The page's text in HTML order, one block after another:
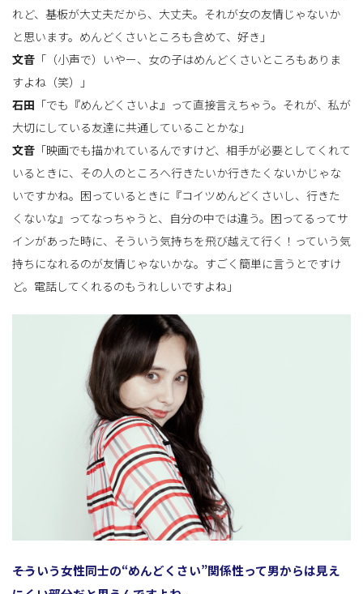
れど、基板が大丈夫だから、大丈夫。それが女の友情じゃないか
と思います。めんどくさいところも含めて、好き」
文音 「（小声で）いやー、女の子はめんどくさいところもありま
すよね（笑）」
石田 「でも『めんどくさいよ』って直接言えちゃう。それが、私が
大切にしている友達に共通していることかな」
文音 「映画でも描かれているんですけど、相手が必要としてくれて
いるときに、その人のところへ行きたいか行きたくないかじゃな
いですかね。困っているときに『コイツめんどくさいし、行きた
くないな』ってなっちゃうと、自分の中では違う。困ってるってサ
インがあった時に、そういう気持ちを飛び越えて行く！っていう気
持ちになれるのが友情じゃないかな。すごく簡単に言うとですけ
ど。電話してくれるのもうれしいですよね」
――そういう女性同士の“めんどくさい”関係性って男からは見え